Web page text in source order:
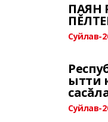
ПАЯН
Суйлав-
ытти
Суйлав-